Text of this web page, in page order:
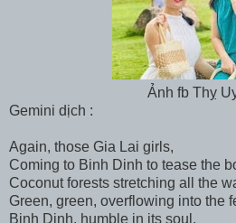
Ảnh fb Thỵ
Gemini dịch :
Again, those Gia Lai girls,
Coming to Binh Dinh to tease the
Coconut forests stretching all the
Green, green, overflowing into the
Binh Dinh, humble in its soul,